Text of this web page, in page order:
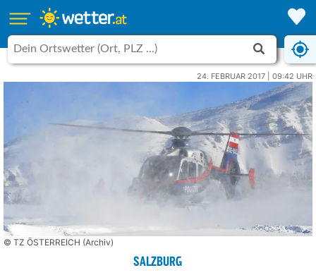
24. FEBRUAR 2017 | 09:42 UHR
© TZ ÖSTERREICH (Archiv)
SALZBURG